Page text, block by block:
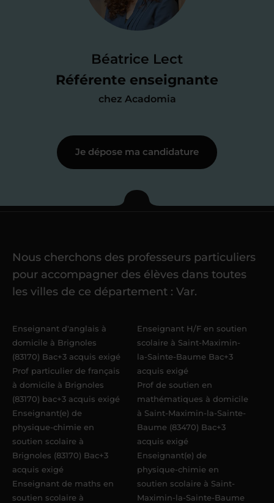
Béatrice Lect
Référente enseignante
chez Acadomia
test de 15 minutes
des programmes scolaires(et pouvoir
me mettre à jour au besoin) et
j’échange en direct avec un chargé de
Étape 3
Je commence mes
Une fois ma candidature validée,mon
référent me confie mes premiers
élèves dans un délai de 6 jours
Acadomia.
Je dépose ma candidature
Nous cherchons des professeurs particuliers
pour accompagner des élèves dans toutes
les villes de ce département : Var.
Enseignant d'anglais à
domicile à Brignoles
(83170) Bac+3 acquis exigé
Prof particulier de français
à domicile à Brignoles
(83170) bac+3 acquis exigé
Enseignant(e) de
physique-chimie en
soutien scolaire à
Brignoles (83170) Bac+3
acquis exigé
Enseignant de maths en
soutien scolaire à
Enseignant H/F en soutien
scolaire à Saint-Maximin-
la-Sainte-Baume Bac+3
acquis exigé
Prof de soutien en
mathématiques à domicile
à Saint-Maximin-la-Sainte-
Baume (83470) Bac+3
acquis exigé
Enseignant(e) de
physique-chimie en
soutien scolaire à Saint-
Maximin-la-Sainte-Baume